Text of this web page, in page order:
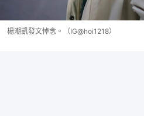
楊潮凱發文悼念。（IG@hoi1218）